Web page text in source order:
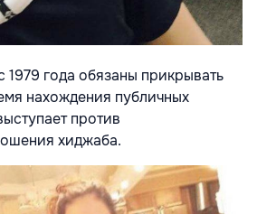
года обязаны прикрывать
нахождения публичных
против
хиджаба.